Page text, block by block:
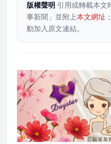
版權聲明 引用或轉載本文
事新聞」並附上本文網址
動加入原文連結。